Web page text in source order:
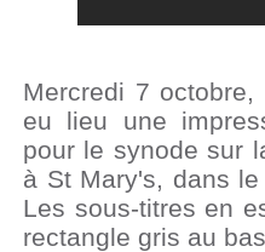
Mercredi 7
eu lieu une
pour le synode sur
à St Mary's, dans
Les sous-titres en
rectangle gris au